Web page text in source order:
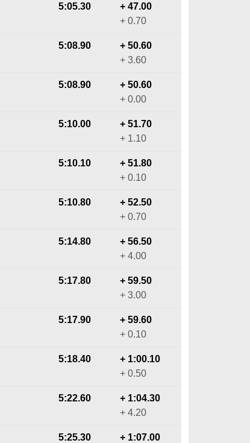
5:05.30
+ 47.00
+ 0.70
5:08.90
+ 50.60
+ 3.60
5:08.90
+ 50.60
+ 0.00
5:10.00
+ 51.70
+ 1.10
5:10.10
+ 51.80
+ 0.10
5:10.80
+ 52.50
+ 0.70
5:14.80
+ 56.50
+ 4.00
5:17.80
+ 59.50
+ 3.00
5:17.90
+ 59.60
+ 0.10
5:18.40
+ 1:00.10
+ 0.50
5:22.60
+ 1:04.30
+ 4.20
5:25.30
+ 1:07.00